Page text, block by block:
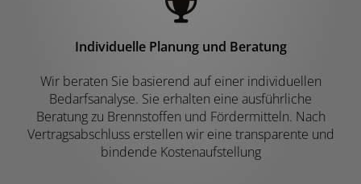
Individuelle Planung und Beratung
Wir beraten Sie basierend auf einer individuellen
Bedarfsanalyse. Sie erhalten eine ausführliche
Beratung zu Brennstoffen und Fördermitteln. Nach
Vertragsabschluss erstellen wir eine transparente und
bindende Kostenaufstellung